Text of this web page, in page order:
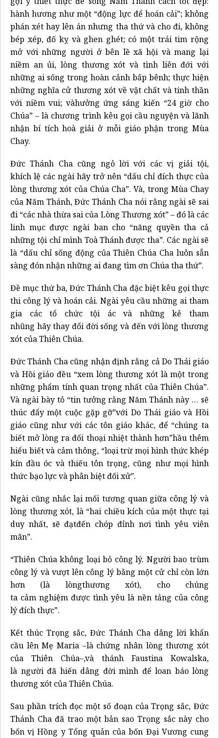
hành hương như một “động lực để hoán cải”; không
phán xét hay lên án nhưng tha thứ và cho đi, không
bép xép, đố kỵ và ghen ghét; có một trái tim rộng
mở với những người ở bên lề xã hội và mang lại
niềm an ủi, lòng thương xót và tình liên đới với
những ai sống trong hoàn cảnh bấp bênh; thực hiện
những nghĩa cử thương xót về vật chất và tinh thần
với niềm vui; vàhưởng ứng sáng kiến “24 giờ cho
Chúa” – là chương trình kêu gọi cầu nguyện và lãnh
nhận bí tích hoà giải ở mỗi giáo phận trong Mùa
Chay.
Đức Thánh Cha cũng ngỏ lời với các vị giải tội,
khích lệ các ngài hãy trở nên “dấu chỉ đích thực của
lòng thương xót của Chúa Cha”. Và, trong Mùa Chay
của Năm Thánh, Đức Thánh Cha nói rằng ngài sẽ sai
đi “các nhà thừa sai của Lòng Thương xót” – đó là các
linh mục được ngài ban cho “năng quyền tha cả
những tội chỉ mình Toà Thánh được tha”. Các ngài sẽ
là “dấu chỉ sống động của Thiên Chúa Cha luôn sẵn
sàng đón nhận những ai đang tìm ơn Chúa tha thứ”.
Đề mục thứ ba, Đức Thánh Cha đặc biệt kêu gọi thực
thi công lý và hoán cải. Ngài yêu cầu những ai tham
gia các tổ chức tội ác và những kẻ tham
nhũng hãy thay đổi đời sống và đến với lòng thương
xót của Thiên Chúa.
Đức Thánh Cha cũng nhận định rằng cả Do Thái giáo
và Hồi giáo đều “xem lòng thương xót là một trong
những phẩm tính quan trọng nhất của Thiên Chúa”.
Và ngài bày tỏ “tin tưởng rằng Năm Thánh này … sẽ
thúc đẩy một cuộc gặp gỡ”với Do Thái giáo và Hồi
giáo cũng như với các tôn giáo khác, để “chúng ta
biết mở lòng ra đối thoại nhiệt thành hơn”hầu thêm
hiểu biết và cảm thông, “loại trừ mọi hình thức khép
kín đầu óc và thiếu tôn trọng, cũng như mọi hình
thức bạo lực và phân biệt đối xử”.
Ngài cũng nhắc lại mối tương quan giữa công lý và
lòng thương xót, là “hai chiều kích của một thực tại
duy nhất, sẽ đạtđến chóp đỉnh nơi tình yêu viên
mãn”.
“Thiên Chúa không loại bỏ công lý. Người bao trùm
công lý và vượt lên công lý bằng một cử chỉ còn lớn
hơn (là lòngthương xót), cho chúng
ta cảm nghiệm được tình yêu là nền tảng của công
lý đích thực”.
Kết thúc Trọng sắc, Đức Thánh Cha dâng lời khẩn
cầu lên Mẹ Maria –là chứng nhân lòng thương xót
của Thiên Chúa–,và thánh Faustina Kowalska,
là người đã hiến dâng đời mình để loan báo lòng
thương xót của Thiên Chúa.
Sau phần trích đọc một số đoạn của Trọng sắc, Đức
Thánh Cha đã trao một bản sao Trọng sắc này cho
bốn vị Hồng y Tổng quản của bốn Đại Vương cung